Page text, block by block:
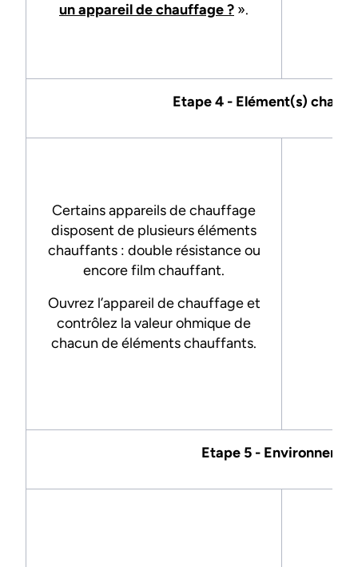
un appareil de chauffage ? ».
Etape 4 - Elément(s)
Certains appareils de chauffage
disposent de plusieurs éléments
chauffants : double résistance ou
encore film chauffant.
Ouvrez l’appareil de chauffage et
contrôlez la valeur ohmique de
chacun de éléments chauffants.
Etape 5 -